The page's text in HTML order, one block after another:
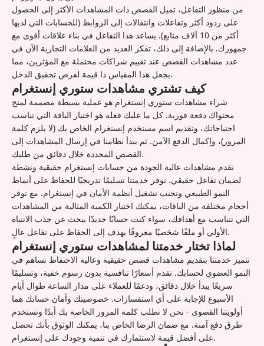
من منظور التفاعل، تميل القصص ذات المشاهدات الأكثر إلى الحصول
على ردود أكثر وتفاعلات وانتقالات إلى الروابط (للحسابات التي لديها
أكثر من 10 آلاف متابع). يساعد هذا التفاعل في بناء علاقات أقوى مع
جمهورك. بالإضافة إلى ذلك، تفكر العديد من العلامات التجارية الآن في
عدد مشاهدات القصص عند تقييم شراكات محتملة مع المؤثرين، مما
يجعل هذا المقياس ذا قيمة لفرص تحقيق الدخل.
كيف تشتري مشاهدات ستوري إنستغرام
شراء مشاهدات ستوري إنستغرام هو عملية بسيطة مصممة لمنح
محتواك دفعة فورية. كل ما عليك فعله هو اختيار الباقة التي تناسب
احتياجاتك، وتقديم اسم مستخدم إنستغرام الخاص بك (لا يلزم كلمة
المرور)، وإكمال الدفع الآمن. ثم يبدأ نظامنا في إرسال المشاهدات إلى
القصص المحددة خلال دقائق من طلبك.
نقدم مشاهدات عالية الجودة من حسابات إنستغرام حقيقية ونشطة
لضمان تفاعل حقيقي. توفر خدمتنا تسليمًا تدريجيًا للحفاظ على أنماط
النمو الطبيعي وتجنب تشغيل أنظمة الأمان في إنستغرام. مع توفر
أحجام مختلفة من الباقات، يمكنك اختيار الكمية المثالية من المشاهدات
التي تتناسب مع أهدافك، سواء كنت حسابًا جديدًا يبحث عن جذب الانتباه
الأولي أو ملفًا شخصيًا معروفًا يهدف إلى الحفاظ على تفاعل عالٍ.
لماذا تختار خدمتنا لمشاهدات ستوري إنستغرام
تتميز خدمتنا بتقديم مشاهدات قصص حقيقية وعالية الاحتفاظ تساهم في
النمو العضوي لحسابك. نقدم أسعارًا تنافسية بدون رسوم خفية، وتسليمًا
سريعًا يبدأ خلال دقائق، ودعمًا للعملاء على مدار الساعة طوال أيام
الأسبوع للإجابة على أي استفسارات. خصوصيتك وأمان حسابك هما
أولويتنا القصوى - نحن لا نطلب كلمة المرور الخاصة بك أبدًا ونستخدم
طرق دفع آمنة. مع ضمان الرضا الخاص بنا، يمكنك الوثوق بأنك تحصل
على أفضل قيمة لاستثمارك في تنمية وجودك على إنستغرام.